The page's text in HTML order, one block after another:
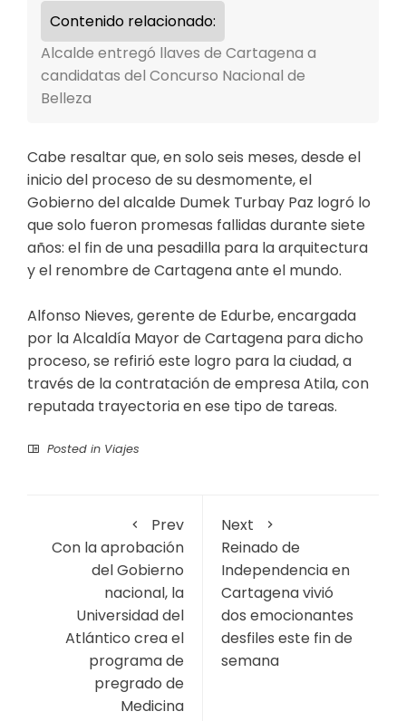
Contenido relacionado:
Alcalde entregó llaves de Cartagena a
candidatas del Concurso Nacional de
Belleza
Cabe resaltar que, en solo seis meses, desde el
inicio del proceso de su desmomente, el
Gobierno del alcalde Dumek Turbay Paz logró lo
que solo fueron promesas fallidas durante siete
años: el fin de una pesadilla para la arquitectura
y el renombre de Cartagena ante el mundo.
Alfonso Nieves, gerente de Edurbe, encargada
por la Alcaldía Mayor de Cartagena para dicho
proceso, se refirió este logro para la ciudad, a
través de la contratación de empresa Atila, con
reputada trayectoria en ese tipo de tareas.
Posted in Viajes
Prev
Con la aprobación
del Gobierno
nacional, la
Universidad del
Atlántico crea el
programa de
pregrado de
Medicina
Next
Reinado de
Independencia en
Cartagena vivió
dos emocionantes
desfiles este fin de
semana